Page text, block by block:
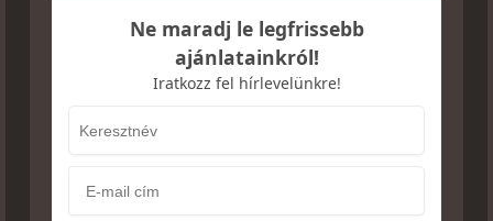
Ne maradj le legfrissebb
ajánlatainkról!
Iratkozz fel hírlevelünkre!